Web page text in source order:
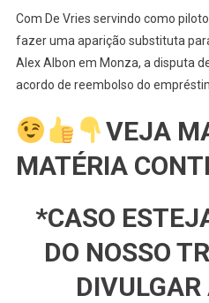
Com De Vries servindo como
fazer uma aparição substituta
Alex Albon em Monza, a disputa
acordo de reembolso do
VEJA
MATÉRIA
*CASO
DO NOSSO
DIVULGAR